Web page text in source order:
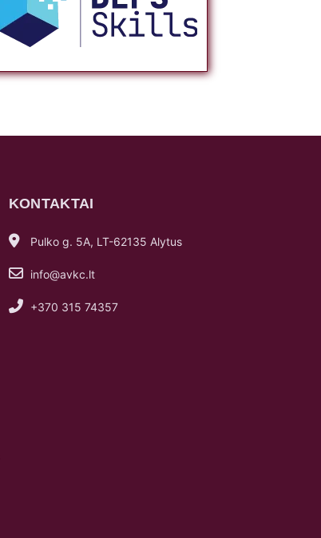
KONTAKTAI
Pulko g. 5A, LT-62135 Alytus
info@avkc.lt
+370 315 74357